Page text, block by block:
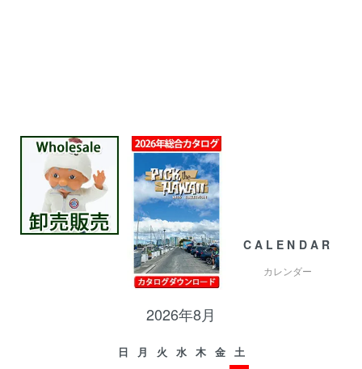
CALENDAR
カレンダー
2026年8月
日 月 火 水 木 金
土